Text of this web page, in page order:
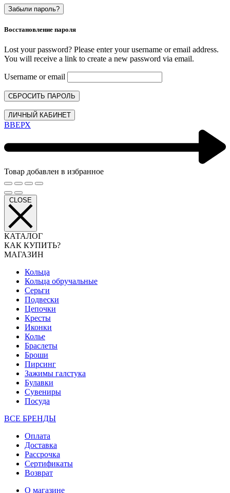
Забыли пароль?
Восстановление пароля
Lost your password? Please enter your username or email address.
You will receive a link to create a new password via email.
Username or email
СБРОСИТЬ ПАРОЛЬ
ЛИЧНЫЙ КАБИНЕТ
ВВЕРХ
Товар добавлен в избранное
CLOSE
КАТАЛОГ
КАК КУПИТЬ?
МАГАЗИН
Кольца
Кольца обручальные
Серьги
Подвески
Цепочки
Кресты
Иконки
Колье
Браслеты
Броши
Пирсинг
Зажимы галстука
Булавки
Сувениры
Посуда
ВСЕ БРЕНДЫ
Оплата
Доставка
Рассрочка
Сертификаты
Возврат
О магазине